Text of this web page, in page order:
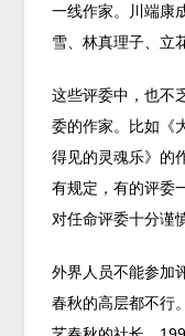
一线作家。川端康
雪、林真理子、立
这些评委中，也不
委的作家。比如《
得见的灵魂乐》的
有规定，有的评委
对任命评委十分谨
外界人员不能参加
春秋的高层都不行